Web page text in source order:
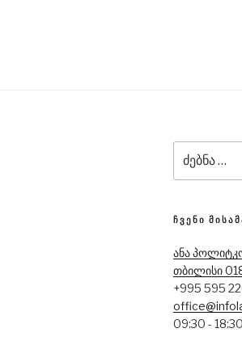
ᲩᲕᲔᲜᲘ
ანა
თბილისი
+995 595
09:30 -